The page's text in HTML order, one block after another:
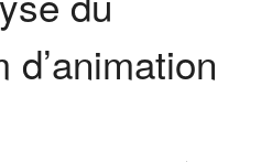
d’animation